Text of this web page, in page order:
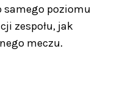
poziomu
zespołu, jak
meczu.